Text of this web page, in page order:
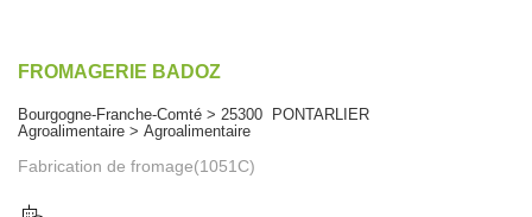
FROMAGERIE BADOZ
Bourgogne-Franche-Comté > 25300 PONTARLIER
Agroalimentaire > Agroalimentaire
Fabrication de fromage(1051C)